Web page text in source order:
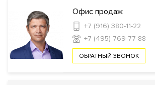
Инфраструктура в доме
Салон красоты Детская игровая комната
сервис
Автомойка Кафе
Офис продаж
+7 (916) 380-11-22
+7 (495) 769-77-88
ОБРАТНЫЙ ЗВОНОК